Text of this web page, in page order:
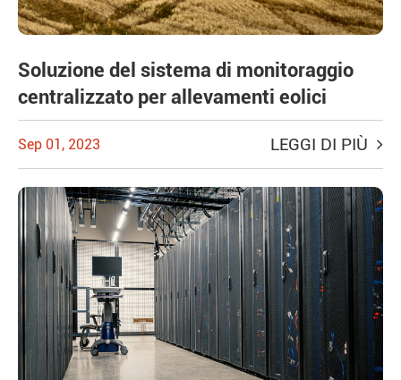
Soluzione del sistema di monitoraggio
centralizzato per allevamenti eolici
Sep 01, 2023 LEGGI DI PIÙ